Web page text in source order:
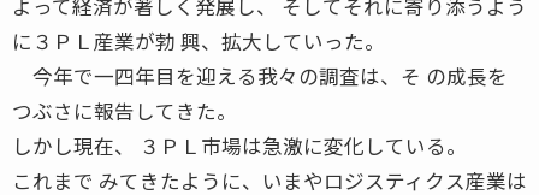
に３ＰＬ産業が勃 興、拡大していった。
今年で一四年目を迎える我々の調査は、そ の成長を
つぶさに報告してきた。
しかし現在、 ３ＰＬ市場は急激に変化している。
これまで みてきたように、いまやロジスティクス産業は